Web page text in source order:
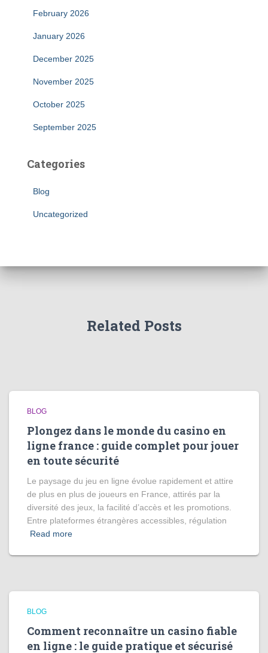
February 2026
January 2026
December 2025
November 2025
October 2025
September 2025
Categories
Blog
Uncategorized
Related Posts
BLOG
Plongez dans le monde du casino en
ligne france : guide complet pour jouer
en toute sécurité
Le paysage du jeu en ligne évolue rapidement et attire
de plus en plus de joueurs en France, attirés par la
diversité des jeux, la facilité d’accès et les promotions.
Entre plateformes étrangères accessibles, régulation
Read more
BLOG
Comment reconnaître un casino fiable
en ligne : le guide pratique et sécurisé